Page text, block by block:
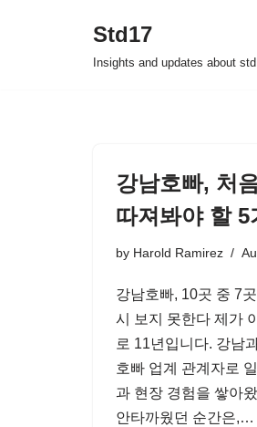
Std17
Insights and updates about
강남호빠, 처
따져봐야 할 5
by Harold Ramirez
강남호빠, 10곳 중 7
시 보지 못한다 제가
로 11년입니다. 강남
호빠 업계 관계자로
과 현장 경험을 쌓아
안타까웠던 순간은,…